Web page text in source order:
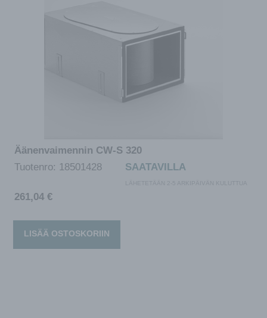
Äänenvaimennin CW-S 320
Tuotenro: 18501428 SAATAVILLA
LÄHETETÄÄN 2-5 ARKIPÄIVÄN KULUTTUA
261,04 €
LISÄÄ OSTOSKORIIN